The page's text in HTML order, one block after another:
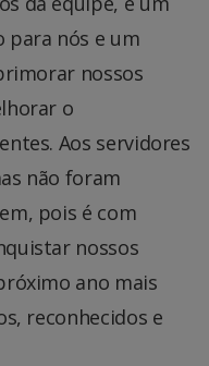
nós e um
nossos
o
Aos servidores
não foram
pois é com
nossos
ano mais
reconhecidos e